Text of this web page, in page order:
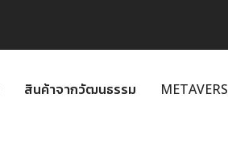
สินค้าจากวัฒนธรรม